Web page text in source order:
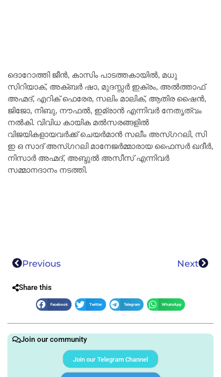
ദൊറോത്തി ജീൻ, കാസിം പാടത്തകായിൽ, മധു
സിറിയാക്‌, അക്ബർ ഷാ, മുദസ്സർ ഇക്രം, അൽത്താഫ്‌
അഹ്മദ്‌, എറിക്‌ ഫെരേര, സലിം മാലിക്‌, ആതിര ഷൈൻ,
ജിജോ, നിബു, നൗഫൽ, ഇമ്രാൻ എന്നിവർ നേതൃത്വം
നൽകി. വിവിധ കായിക മൽസരങ്ങളിൽ
വിജയികളായവർക്ക്‌ ചെയർമാൻ സലീം അസ്ഗറലി, സി
ഇ ഒ സാദ്‌ അസ്ഗറലി മാനേജർമ്മാരായ ഫൈസർ ഖദീർ,
നിസാർ അഹ്മദ്‌, അബ്ദുൽ അസീസ്‌ എന്നിവർ
സമ്മാനദാനം നടത്തി.
Previous Next
Share this
Facebook Twitter Telegram WhatsApp
Join our community
Join our Telegram Channel